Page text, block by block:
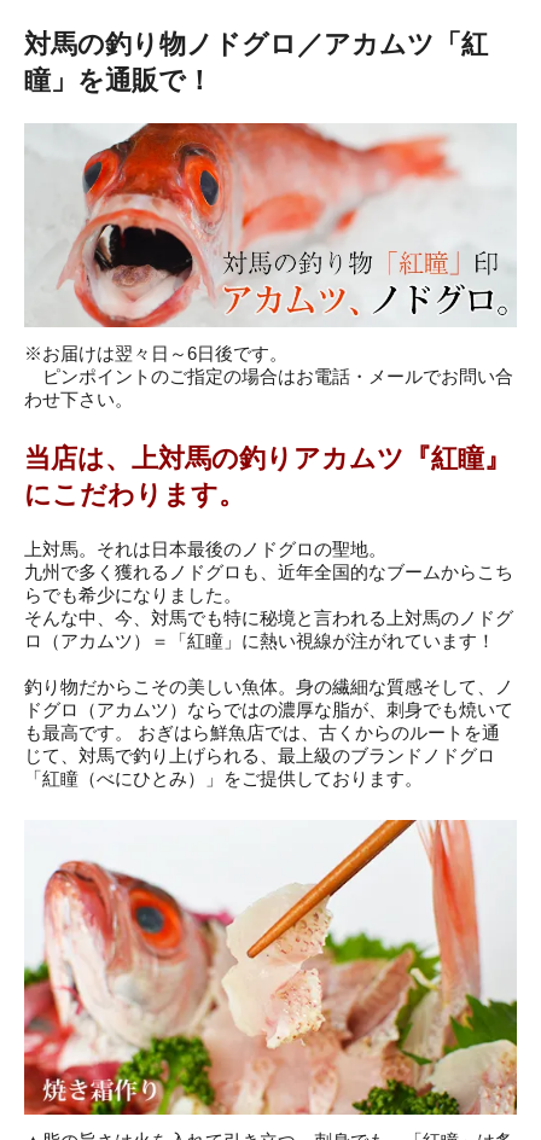
対馬の釣り物ノドグロ／アカムツ「紅
瞳」を通販で！
※お届けは翌々日～6日後です。
ピンポイントのご指定の場合はお電話・メールでお問い合
わせ下さい。
当店は、上対馬の釣りアカムツ『紅瞳』
にこだわります。
上対馬。それは日本最後のノドグロの聖地。
九州で多く獲れるノドグロも、近年全国的なブームからこち
らでも希少になりました。
そんな中、今、対馬でも特に秘境と言われる上対馬のノドグ
ロ（アカムツ）＝「紅瞳」に熱い視線が注がれています！
釣り物だからこその美しい魚体。身の繊細な質感そして、ノ
ドグロ（アカムツ）ならではの濃厚な脂が、刺身でも焼いて
も最高です。 おぎはら鮮魚店では、古くからのルートを通
じて、対馬で釣り上げられる、最上級のブランドノドグロ
「紅瞳（べにひとみ）」をご提供しております。